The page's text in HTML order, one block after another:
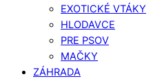
EXOTICKÉ VTÁKY
HLODAVCE
PRE PSOV
MAČKY
ZÁHRADA